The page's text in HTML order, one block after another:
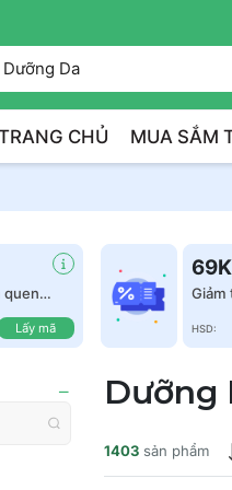
CHỦ MUA SẮM
quen
Lấy mã
69K
Giảm
HSD:
Dưỡng
1403 sản phẩm